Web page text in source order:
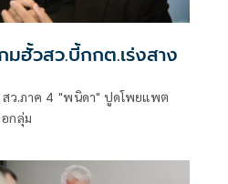
ฮั้วสว.บี้กกต.เร่งสาง
สว.ภาค 4 "พนิดา" ปูดโพยแพต
กลุ่ม